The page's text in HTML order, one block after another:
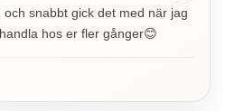
snabbt gick det med när jag
hos er fler gånger😊